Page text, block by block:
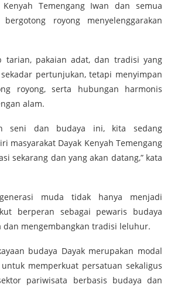
Kenyah Temengang Iwan dan semua
royong menyelenggarakan
tarian, pakaian adat, dan tradisi yang
pertunjukan, tetapi menyimpan
royong, serta hubungan harmonis
alam.
seni dan budaya ini, kita sedang
masyarakat Dayak Kenyah Temengang
sekarang dan yang akan datang,” kata
muda tidak hanya menjadi
berperan sebagai pewaris budaya
dan mengembangkan tradisi leluhur.
budaya Dayak merupakan modal
memperkuat persatuan sekaligus
pariwisata berbasis budaya dan